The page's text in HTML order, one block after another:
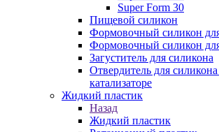
Super Form 30
Пищевой силикон
Формовочный силикон
Формовочный силикон
Загуститель для силикона
Отвердитель для
катализаторе
Жидкий пластик
Назад
Жидкий пластик